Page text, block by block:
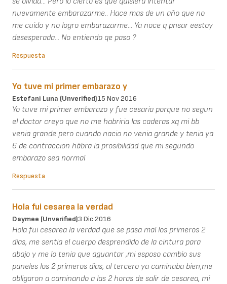
nuevamente embarazarme.. Hace mas de un año que no
me cuido y no logro embarazarme... Ya noce q pnsar eestoy
desesperada... No entiendo qe paso ?
Respuesta
Yo tuve mi primer embarazo y
Estefani Luna (unverified)15 Nov 2016
Yo tuve mi primer embarazo y fue cesaria porque no segun
el doctor creyo que no me habriria las caderas xq mi bb
venia grande pero cuando nacio no venia grande y tenia ya
6 de contraccion hábra la prosibilidad que mi segundo
embarazo sea normal
Respuesta
Hola fui cesarea la verdad
Daymee (unverified)3 Dic 2016
Hola fui cesarea la verdad que se pasa mal los primeros 2
dias, me sentia el cuerpo desprendido de la cintura para
abajo y me lo tenia que aguantar ,mi esposo cambio sus
paneles los 2 primeros dias, al tercero ya caminaba bien,me
obligaron a caminando a las 2 horas de salir de cesarea, mi